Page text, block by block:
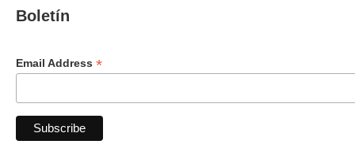
Boletín
Email Address *